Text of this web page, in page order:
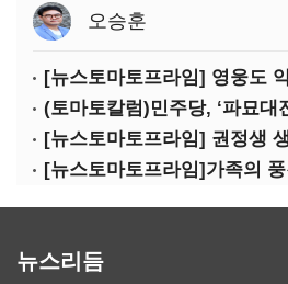
오승훈
[뉴스토마토프라임] 영웅도
(토마토칼럼)민주당, ‘파묘대
[뉴스토마토프라임] 권정생
[뉴스토마토프라임]가족의 풍
뉴스리듬